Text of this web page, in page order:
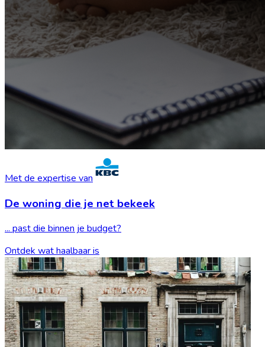
Met de expertise van
De woning die je net bekeek
... past die binnen je budget?
Ontdek wat haalbaar is